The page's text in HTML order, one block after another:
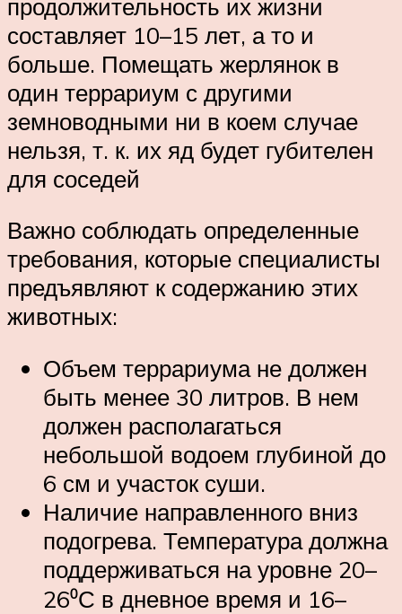
продолжительность их жизни
составляет 10–15 лет, а то и
больше. Помещать жерлянок в
один террариум с другими
земноводными ни в коем случае
нельзя, т. к. их яд будет губителен
для соседей
Важно соблюдать определенные
требования, которые специалисты
предъявляют к содержанию этих
животных:
Объем террариума не должен
быть менее 30 литров. В нем
должен располагаться
небольшой водоем глубиной до
6 см и участок суши.
Наличие направленного вниз
подогрева. Температура должна
поддерживаться на уровне 20–
26⁰С в дневное время и 16–